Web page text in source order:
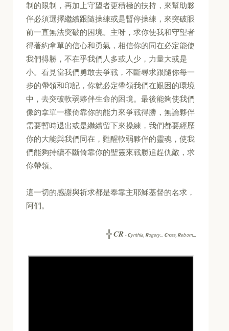
制的限制，再加上守望者更積極的扶持，來幫助夥
伴必須選擇繼續跟隨操練或是暫停操練，來突破眼
前一直無法突破的困境。主呀，求你使我和守望者
得著約拿單的信心和勇氣，相信你的同在必定能使
我們得勝，不在乎我們人多或人少，力量大或是
小。看見當我們勇敢去爭戰，不斷尋求跟隨你每一
步的帶領和印記，你就必定帶領我們在艱困的環境
中，去突破軟弱夥伴生命的困境。最後能夠使我們
像約拿單一樣倚靠你的能力來爭戰得勝，無論夥伴
需要暫時退出或是繼續留下來操練，我們都要經歷
你的大能與我們同在，甦醒軟弱夥伴的靈魂，使我
們能夠持續不斷倚靠你的聖靈來戰勝追趕仇敵，求
你帶領。
這一切的感謝與祈求都是奉靠主耶穌基督的名求，
阿們。
╬CR -Cynthia, Rogery... Cross, Reborn...